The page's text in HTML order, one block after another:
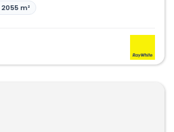
2055 m²